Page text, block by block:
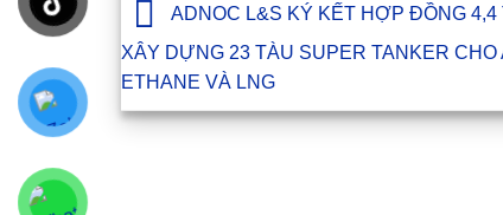
ADNOC L&S KÝ KẾT HỢP ĐỒNG
XÂY DỰNG 23 TÀU SUPER TANKER CHO
ETHANE VÀ LNG